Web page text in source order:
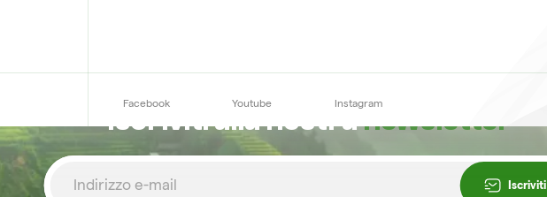
Iscriviti alla nostranewsletter
Iscriviti
Facebook Youtube Instagram